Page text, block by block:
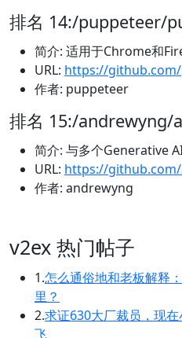
排名 14:/puppeteer/
简介: 适用于Chrome和
URL: https://
作者: puppeteer
排名 15:/andrewyng/
简介: 与多个Generative
URL: https://
作者: andrewyng
v2ex 热门帖子
1.怎么通俗地和老板解释
里？
2.求证630大厂裁员，现
飞